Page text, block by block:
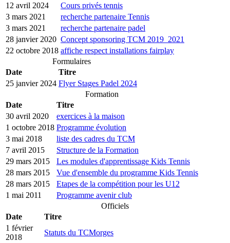
12 avril 2024
Cours privés tennis
3 mars 2021
recherche partenaire Tennis
3 mars 2021
recherche partenaire padel
28 janvier 2020 Concept sponsoring TCM 2019_2021
22 octobre 2018 affiche respect installations fairplay
Formulaires
Date
Titre
25 janvier 2024 Flyer Stages Padel 2024
Formation
Date
Titre
30 avril 2020
exercices à la maison
1 octobre 2018 Programme évolution
3 mai 2018
liste des cadres du TCM
7 avril 2015
Structure de la Formation
29 mars 2015
Les modules d'apprentissage Kids Tennis
28 mars 2015
Vue d'ensemble du programme Kids Tennis
28 mars 2015
Etapes de la compétition pour les U12
1 mai 2011
Programme avenir club
Officiels
Date
Titre
1 février
2018
Statuts du TCMorges